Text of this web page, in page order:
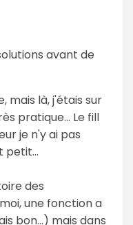
avant de
mais là, j'étais sur
pratique... Le fill
je n'y ai pas
petit...
des
une fonction a
bon...) mais dans